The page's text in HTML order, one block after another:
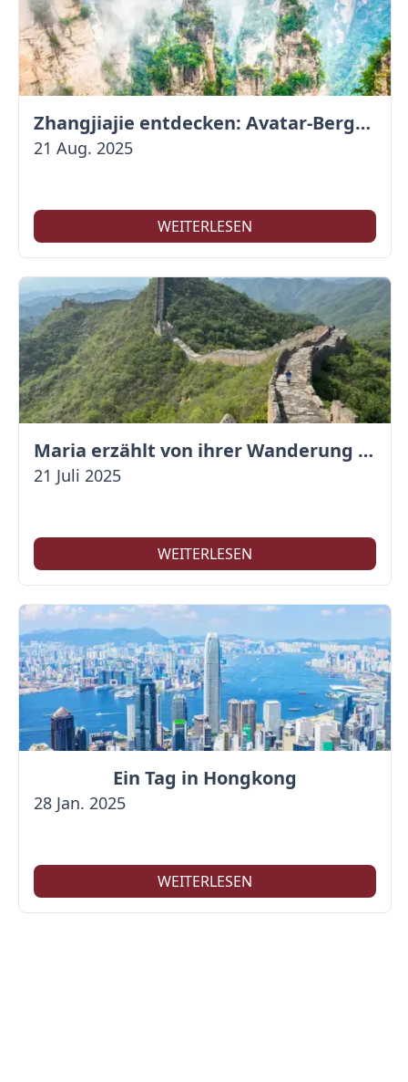
Zhangjiajie entdecken: Avatar-Berge & Altstadt von Fenghuang
21 Aug. 2025
WEITERLESEN
Maria erzählt von ihrer Wanderung auf der Großen Mauer
21 Juli 2025
WEITERLESEN
Ein Tag in Hongkong
28 Jan. 2025
WEITERLESEN